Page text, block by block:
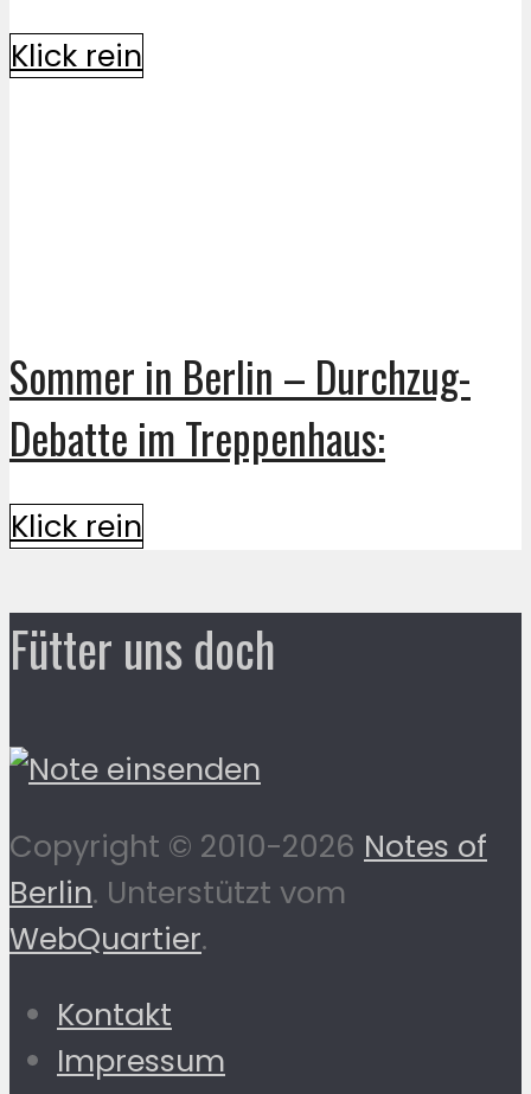
Klick rein
Sommer in Berlin – Durchzug-
Debatte im Treppenhaus:
Klick rein
Fütter uns doch
Copyright © 2010-2026 Notes of
Berlin. Unterstützt vom
WebQuartier.
Kontakt
Impressum